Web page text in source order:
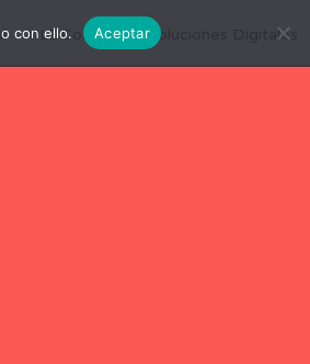
#LDConecta Soluciones Digitales
con ello. Aceptar